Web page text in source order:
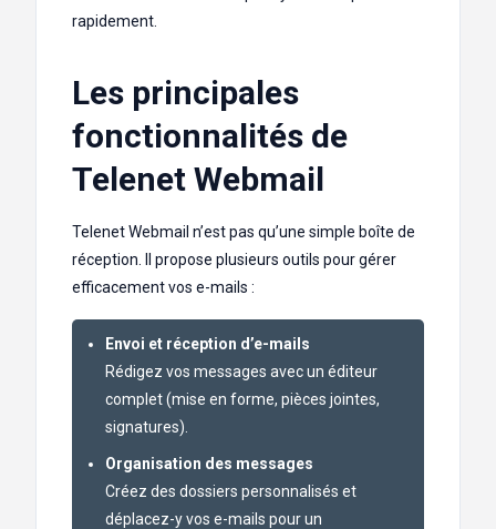
rapidement.
Les principales
fonctionnalités de
Telenet Webmail
Telenet Webmail n’est pas qu’une simple boîte de
réception. Il propose plusieurs outils pour gérer
efficacement vos e-mails :
Envoi et réception d’e-mails
Rédigez vos messages avec un éditeur
complet (mise en forme, pièces jointes,
signatures).
Organisation des messages
Créez des dossiers personnalisés et
déplacez-y vos e-mails pour un